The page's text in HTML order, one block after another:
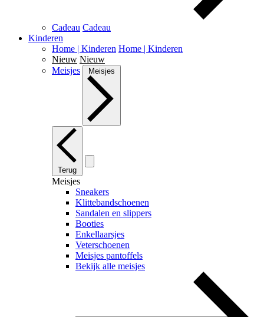
Cadeau Cadeau
Kinderen
Home | Kinderen Home | Kinderen
Nieuw Nieuw
Meisjes
Meisjes
Terug
Meisjes
Sneakers
Klittebandschoenen
Sandalen en slippers
Booties
Enkellaarsjes
Veterschoenen
Meisjes pantoffels
Bekijk alle meisjes